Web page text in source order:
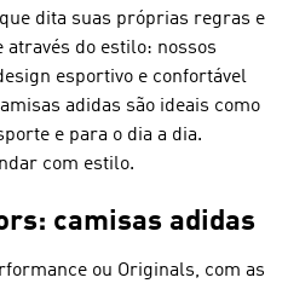
dita suas próprias regras e
do estilo: nossos
esportivo e confortável
adidas são ideais como
e para o dia a dia.
com estilo.
camisas adidas
ou Originals, com as